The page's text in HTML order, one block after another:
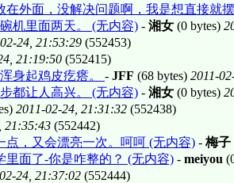
在外面，没解决问题啊，我是想直接就
机里面两天。 (无内容) - 湘女 (0 bytes)
24, 21:53:29 (552453)
21:19:50 (552415)
身起鸡皮疙瘩。 - JFF (68 bytes) 2011-
都让人高兴。 (无内容) - 湘女 (0 bytes)
2011-02-24, 21:31:32 (552438)
21:35:43 (552442)
，又会漂亮一次。呵呵 (无内容) - 梅子
面了-你是咋整的？ (无内容) - meiyou
24, 21:37:02 (552444)